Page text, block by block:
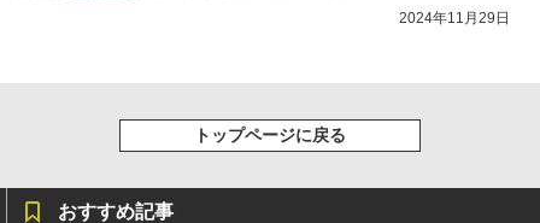
2024年11月29日
トップページに戻る
おすすめ記事